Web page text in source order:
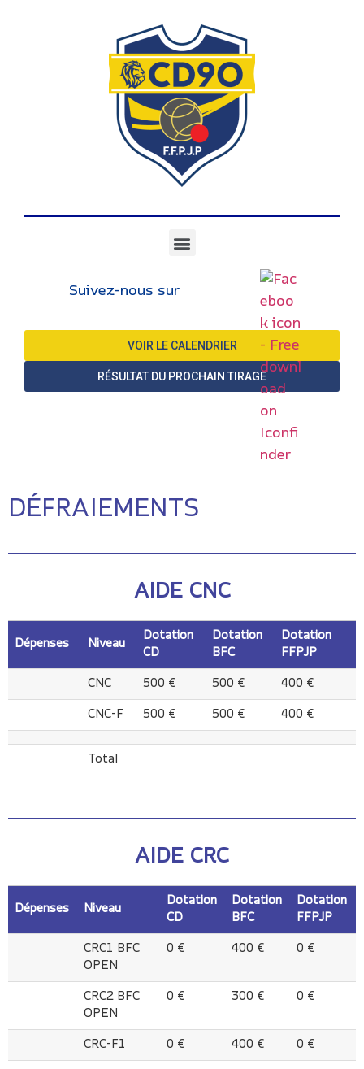
Suivez-nous sur
VOIR LE CALENDRIER
RÉSULTAT DU PROCHAIN TIRAGE
DÉFRAIEMENTS
AIDE CNC
Dépenses Niveau
Dotation
CD
Dotation
BFC
Dotation
FFPJP
Niveau
Dotation
Dotation
Dotation
CNC 500 € 500 € 400 €
CNC-F 500 € 500 € 400 €
Total
AIDE CRC
Dépenses Niveau
Dotation
CD
Dotation
BFC
Dotation
FFPJP
Niveau
Dotation
Dotation
Dotation
CRC1 BFC
OPEN
0 € 400 € 0 €
CRC2 BFC
OPEN
0 € 300 € 0 €
CRC-F1 0 € 400 € 0 €